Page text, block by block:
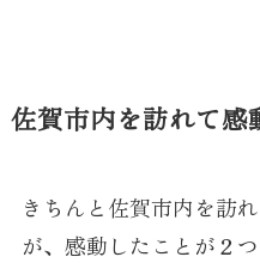
佐賀市内を訪れて感
きちんと佐賀市内を訪
が、感動したことが２